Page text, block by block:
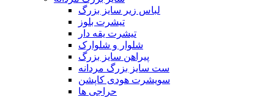
لباس زیر سایز بزرگ
تیشرت بلوز
تیشرت یقه دار
شلوار و شلوارک
پیراهن سایز بزرگ
ست سایز بزرگ مردانه
سویشرت هودی کاپشن
حراجی ها